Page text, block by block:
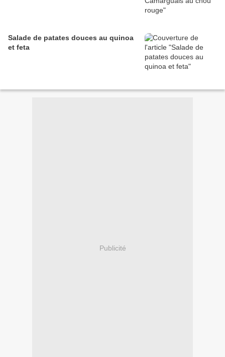
Salade de patates douces au quinoa
et feta
Publicité